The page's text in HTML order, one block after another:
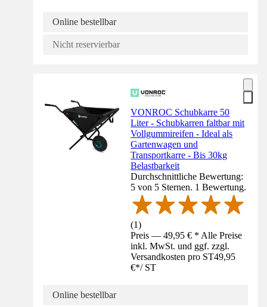
Online bestellbar
Nicht reservierbar
VONROC Schubkarre 50
Liter - Schubkarren faltbar mit
Vollgummireifen - Ideal als
Gartenwagen und
Transportkarre - Bis 30kg
Belastbarkeit
Durchschnittliche Bewertung:
5 von 5 Sternen. 1 Bewertung.
(1)
Preis — 49,95 € * Alle Preise
inkl. MwSt. und ggf. zzgl.
Versandkosten pro ST49,95
€*/ ST
Online bestellbar